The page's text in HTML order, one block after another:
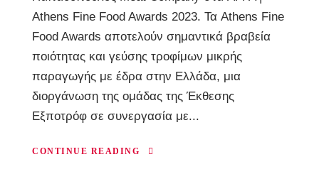
Athens Fine Food Awards 2023. Τα Athens Fine
Food Awards αποτελούν σημαντικά βραβεία
ποιότητας και γεύσης τροφίμων μικρής
παραγωγής με έδρα στην Ελλάδα, μια
διοργάνωση της ομάδας της Έκθεσης
Εξποτρόφ σε συνεργασία με...
CONTINUE READING